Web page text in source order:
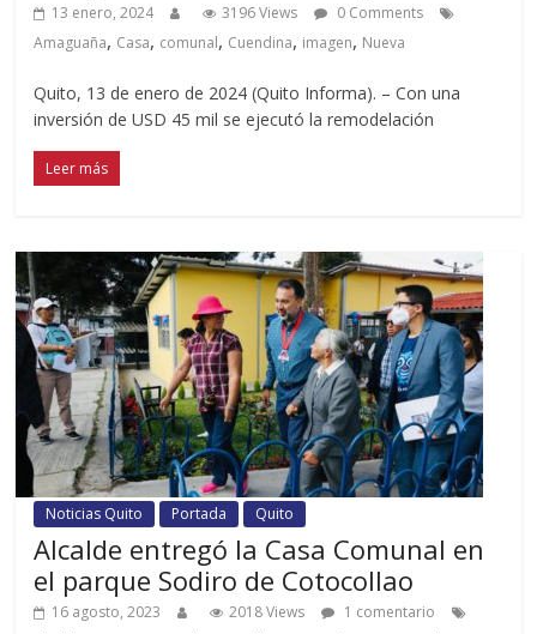
13 enero, 2024 3196 Views
0 Comments
Amaguaña, Casa, comunal, Cuendina, imagen, Nueva
Quito, 13 de enero de 2024 (Quito Informa). – Con una
inversión de USD 45 mil se ejecutó la remodelación
Leer más
Noticias Quito Portada Quito
Alcalde entregó la Casa Comunal en
el parque Sodiro de Cotocollao
16 agosto, 2023 2018 Views
1 comentario